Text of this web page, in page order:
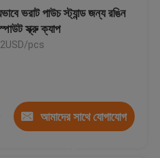
ভরাট পাউচ স্ট্যান্ড জন্য রঙিন
স্ক্রু ক্যাপ
pcs
আমাদের সাথে যোগাযোগ